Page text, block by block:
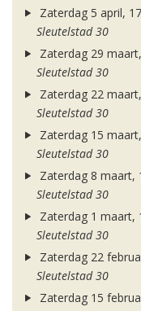
Zaterdag 5 april,
Sleutelstad 30
Zaterdag 29
Sleutelstad 30
Zaterdag 22
Sleutelstad 30
Zaterdag 15
Sleutelstad 30
Zaterdag 8 maart,
Sleutelstad 30
Zaterdag 1 maart,
Sleutelstad 30
Zaterdag 22
Sleutelstad 30
Zaterdag 15